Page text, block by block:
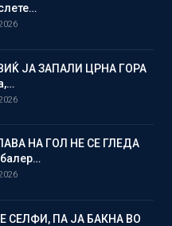
ЈА ЗАПАЛИ ЦРНА ГОРА
НА ГОЛ НЕ СЕ ГЛЕДА
СЕЛФИ, ПА ЈА БАКНА ВО